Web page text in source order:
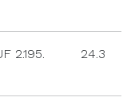
24.3